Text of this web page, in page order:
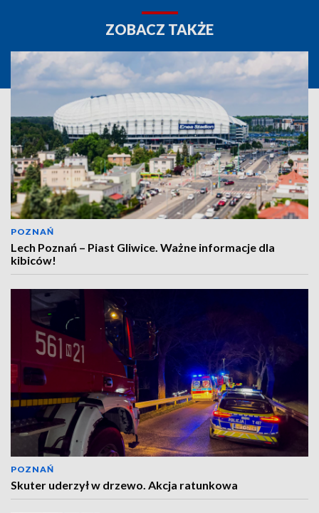
ZOBACZ TAKŻE
POZNAŃ
Lech Poznań – Piast Gliwice. Ważne informacje dla
kibiców!
POZNAŃ
Skuter uderzył w drzewo. Akcja ratunkowa